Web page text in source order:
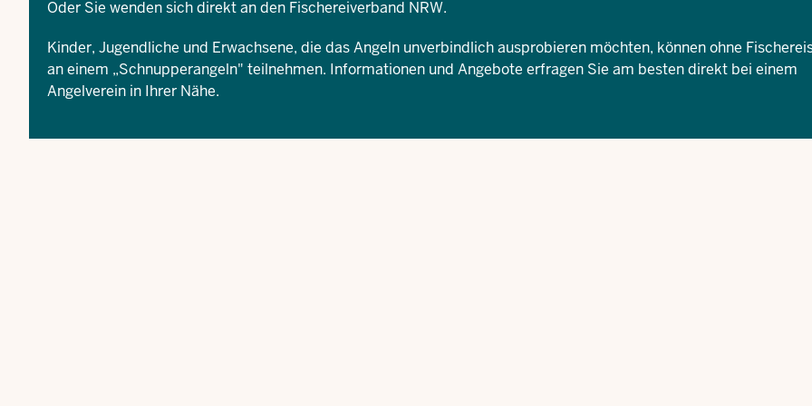
Oder Sie wenden sich direkt an den Fischereiverband NRW.
Kinder, Jugendliche und Erwachsene, die das Angeln unverbindlich ausprobieren möchten, können ohne
an einem „Schnupperangeln" teilnehmen. Informationen und Angebote erfragen Sie am besten direkt bei einem
Angelverein in Ihrer Nähe.